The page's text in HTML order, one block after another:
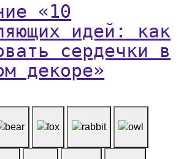
«10
идей: как
сердечки в
декоре»